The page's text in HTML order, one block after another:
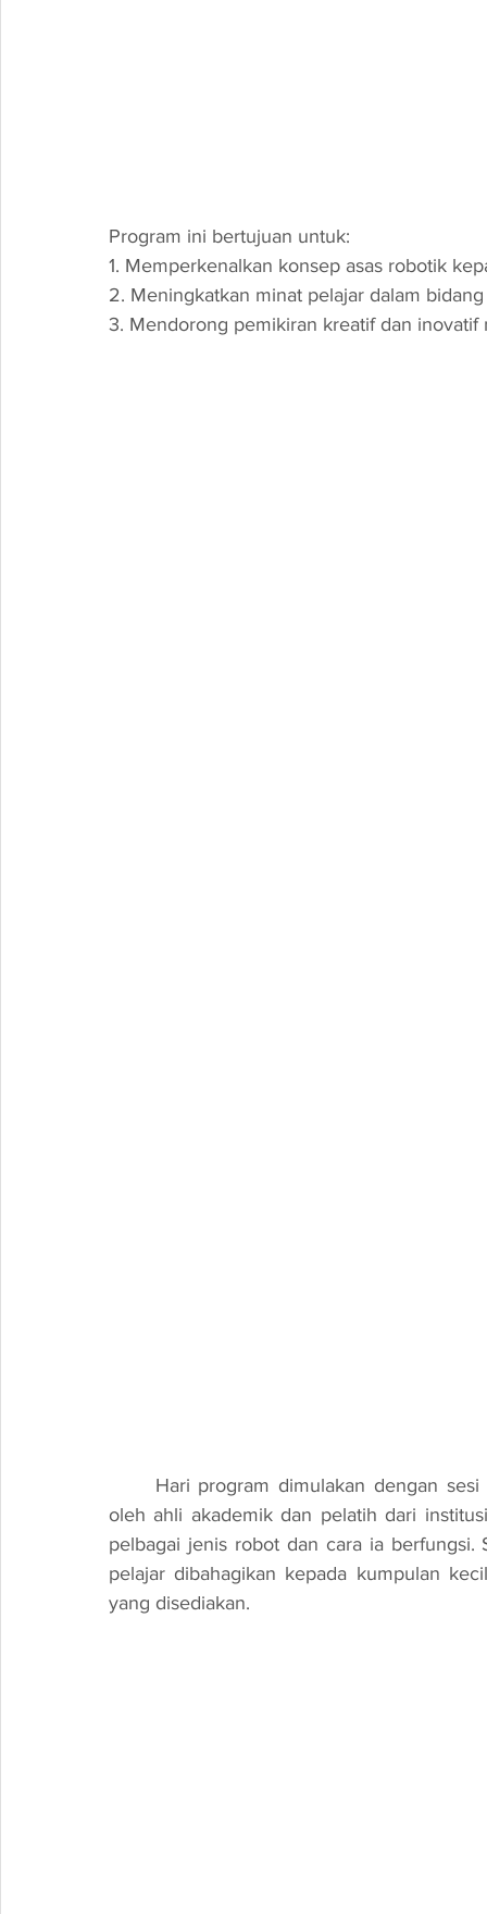
Program ini bertujuan untuk:
1. Memperkenalkan konsep asas robotik
2. Meningkatkan minat pelajar dalam
3. Mendorong pemikiran kreatif dan inovatif
oleh ahli akademik dan pelatih dari
pelbagai jenis robot dan cara ia
pelajar dibahagikan kepada kumpulan
yang disediakan.